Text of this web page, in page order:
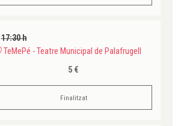
17:30 h
TeMePé - Teatre Municipal de Palafrugell
5 €
Finalitzat